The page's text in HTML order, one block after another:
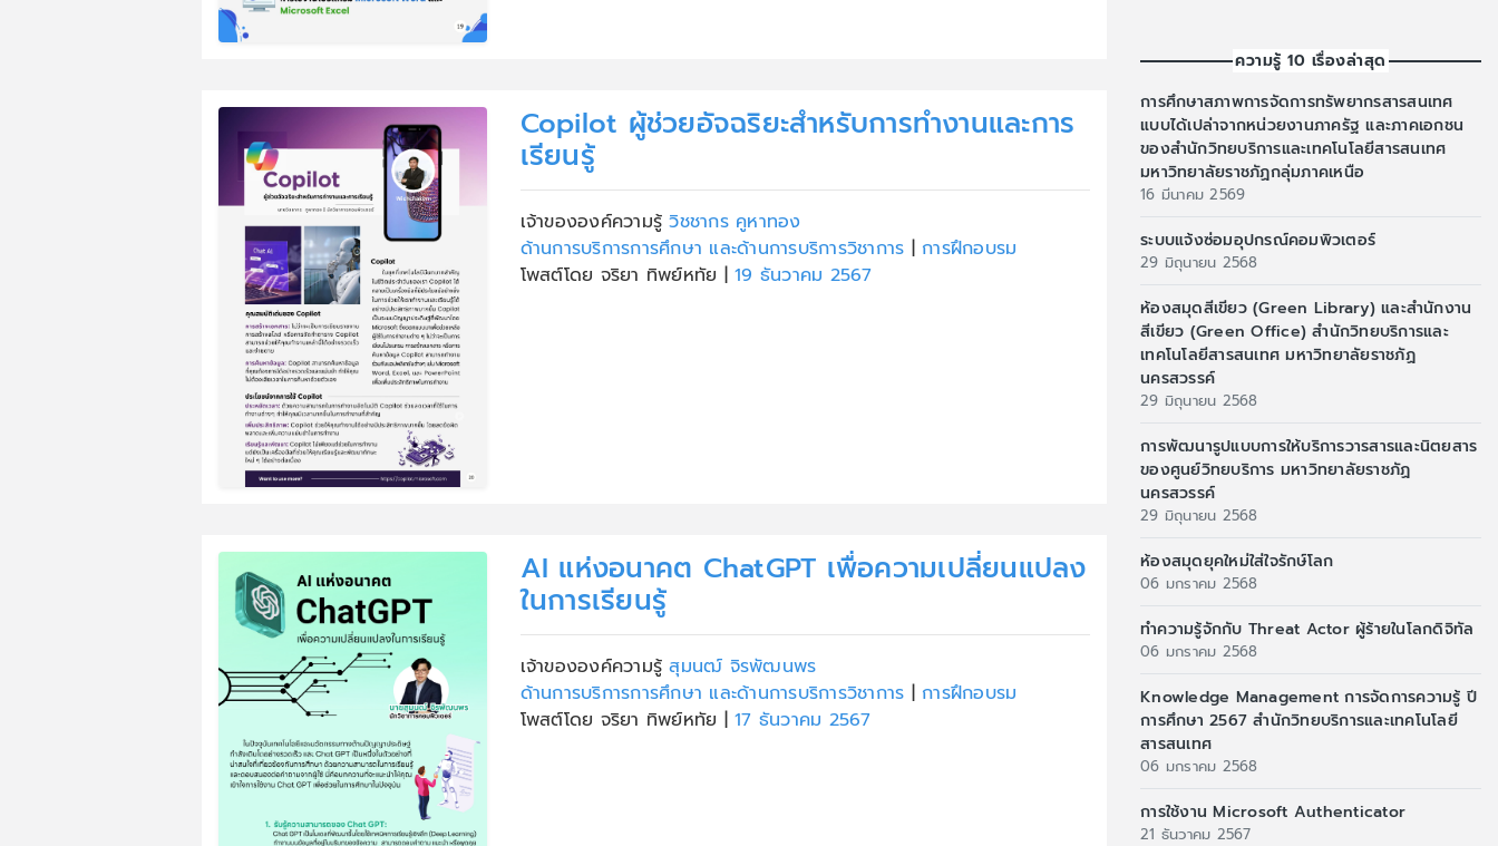
Copilot ผู้ช่วยอัจฉริยะสำหรับการทำงานและการ
เรียนรู้
เจ้าขององค์ความรู้วิชชากร คูหาทอง
ด้านการบริการการศึกษา และด้านการบริการวิชาการ
การฝึกอบรม
โพสต์โดย จริยา ทิพย์หทัย
19 ธันวาคม 2567
AI แห่งอนาคต ChatGPT เพื่อความเปลี่ยนแปลง
ในการเรียนรู้
เจ้าขององค์ความรู้สุมนฒ์ จิรพัฒนพร
ด้านการบริการการศึกษา และด้านการบริการวิชาการ | การฝึกอบรม
โพสต์โดย จริยา ทิพย์หทัย | 17 ธันวาคม 2567
ความรู้ 10 เรื่องล่าสุด
การศึกษาสภาพการจัดการทรัพยากรสารสนเทศ
แบบได้เปล่าจากหน่วยงานภาครัฐ และภาคเอกชน
ของสำนักวิทยบริการและเทคโนโลยีสารสนเทศ
มหาวิทยาลัยราชภัฏกลุ่มภาคเหนือ
16 มีนาคม 2569
ระบบแจ้งซ่อมอุปกรณ์คอมพิวเตอร์
29 มิถุนายน 2568
ห้องสมุดสีเขียว (Green Library) และสำนักงาน
สีเขียว (Green Office) สำนักวิทยบริการและ
เทคโนโลยีสารสนเทศ มหาวิทยาลัยราชภัฏ
นครสวรรค์
29 มิถุนายน 2568
การพัฒนารูปแบบการให้บริการวารสารและนิตยสาร
ของศูนย์วิทยบริการ มหาวิทยาลัยราชภัฏ
นครสวรรค์
29 มิถุนายน 2568
ห้องสมุดยุคใหม่ใส่ใจรักษ์โลก
06 มกราคม 2568
ทำความรู้จักกับ Threat Actor ผู้ร้ายในโลกดิจิทัล
06 มกราคม 2568
Knowledge Management การจัดการความรู้ ปี
การศึกษา 2567 สำนักวิทยบริการและเทคโนโลยี
สารสนเทศ
06 มกราคม 2568
การใช้งาน Microsoft Authenticator
21 ธันวาคม 2567